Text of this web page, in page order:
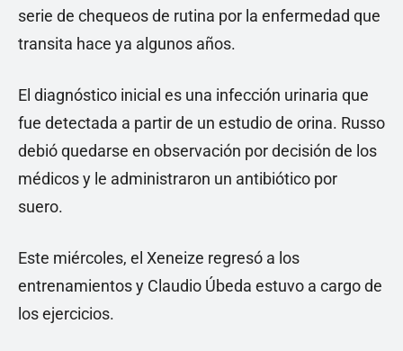
serie de chequeos de rutina por la enfermedad que
transita hace ya algunos años.
El diagnóstico inicial es una infección urinaria que
fue detectada a partir de un estudio de orina. Russo
debió quedarse en observación por decisión de los
médicos y le administraron un antibiótico por
suero.
Este miércoles, el Xeneize regresó a los
entrenamientos y Claudio Úbeda estuvo a cargo de
los ejercicios.